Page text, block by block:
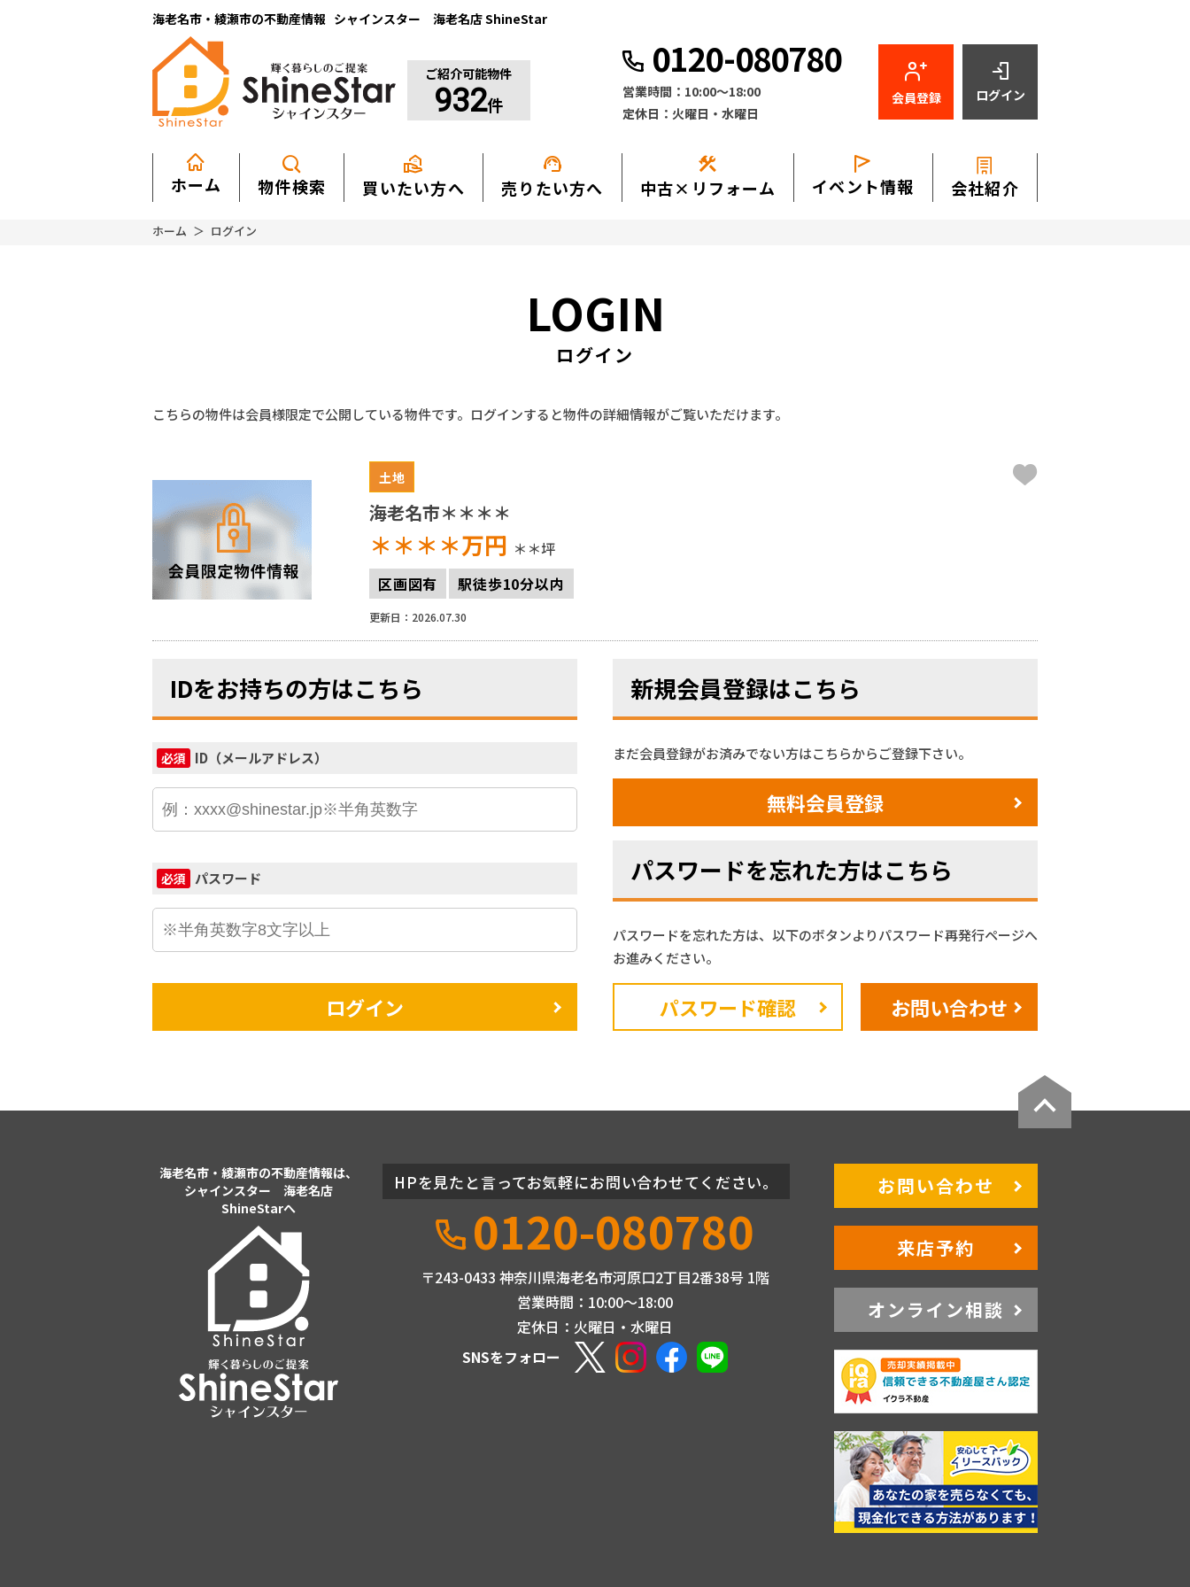
海老名市・綾瀬市の不動産情報 シャインスター 海老名店 ShineStar
ご紹介可能物件
932件
0120-080780
営業時間：10:00〜18:00
定休日：火曜日・水曜日
会員登録 ログイン
ホーム 物件検索
real_estate_agent
買いたい方へ
support_agent
売りたい方へ
construction
中古×リフォーム イベント情報 会社紹介
ホーム ログイン
LOGIN
ログイン
こちらの物件は会員様限定で公開している物件です。ログインすると物件の詳細情報がご覧いただけます。
土地
海老名市＊＊＊＊
＊＊＊＊万円 ＊＊坪
区画図有
駅徒歩10分以内
更新日：2026.07.30
IDをお持ちの方はこちら
必須 ID（メールアドレス）
必須 パスワード
ログイン
新規会員登録はこちら
まだ会員登録がお済みでない方はこちらからご登録下さい。
無料会員登録
パスワードを忘れた方はこちら
パスワードを忘れた方は、以下のボタンよりパスワード再発行ページへ
お進みください。
パスワード確認 お問い合わせ
海老名市・綾瀬市の不動産情報は、
シャインスター 海老名店
ShineStarへ
HPを見たと言ってお気軽にお問い合わせてください。
0120-080780
〒243-0433 神奈川県海老名市河原口2丁目2番38号 1階
営業時間：10:00〜18:00
定休日：火曜日・水曜日
SNSをフォロー
お問い合わせ
来店予約
オンライン相談